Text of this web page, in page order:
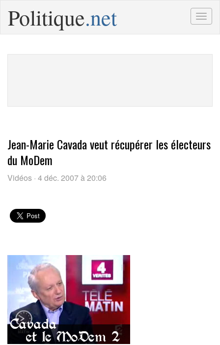
Politique.net
Jean-Marie Cavada veut récupérer les électeurs
du MoDem
Vidéos · 4 déc. 2007 à 20:06